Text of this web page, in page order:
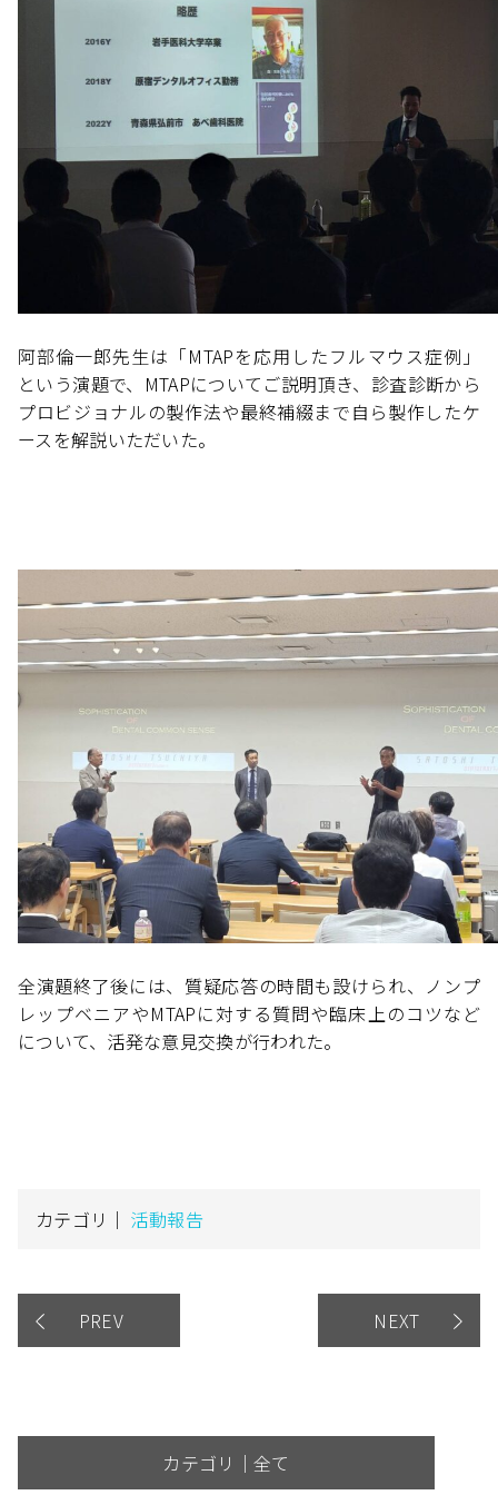
阿部倫一郎先生は「MTAPを応用したフルマウス症例」
という演題で、MTAPについてご説明頂き、診査診断から
プロビジョナルの製作法や最終補綴まで自ら製作したケ
ースを解説いただいた。
全演題終了後には、質疑応答の時間も設けられ、ノンプ
レップベニアやMTAPに対する質問や臨床上のコツなど
について、活発な意見交換が行われた。
カテゴリ｜ 活動報告
PREV NEXT
カテゴリ｜全て